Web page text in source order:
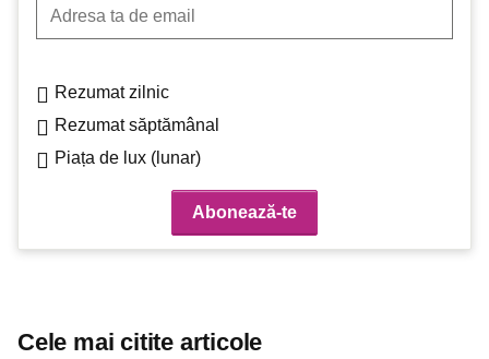
Adresa ta de email
Rezumat zilnic
Rezumat săptămânal
Piața de lux (lunar)
Cele mai citite articole